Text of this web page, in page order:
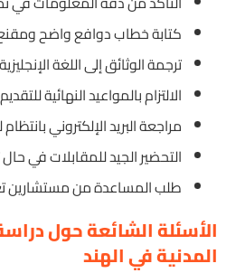
كتابة خطاب دوافع واضح
ترجمة الوثائق إلى اللغة الإنجليزية
الالتزام بالمواعيد النهائية للتقديم
مراجعة البريد الإلكتروني
التحضير الجيد للمقابلات في
طلب المساعدة من مستشارين
الأسئلة الشائعة حول
المدنية في الهند